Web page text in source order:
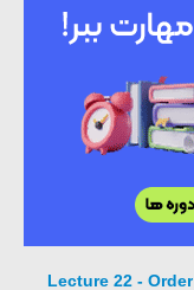
Lecture 22 - Order